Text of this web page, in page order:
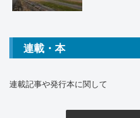
連載・本
連載記事や発行本に関して